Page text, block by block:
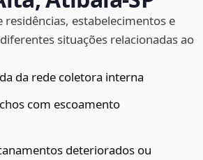
residências, estabelecimentos e
situações relacionadas ao
da rede coletora interna
com escoamento
deteriorados ou